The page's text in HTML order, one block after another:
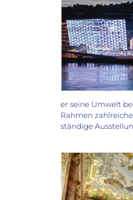
er seine Umwelt
Rahmen
ständige